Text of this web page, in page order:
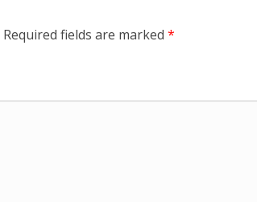
Required fields are marked *